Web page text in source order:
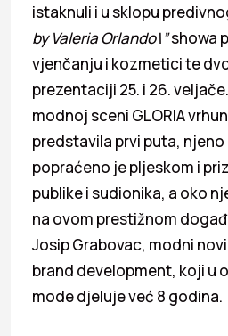
istaknuli i u sklopu
by Valeria Orlando\”showa
vjenčanju i kozmetici te
prezentaciji 25. i 26.
modnoj sceni GLORIA
predstavila prvi puta,
popraćeno je pljeskom i
publike i sudionika, a oko
na ovom prestižnom
Josip Grabovac, modni
brand development, koji u
mode djeluje već 8 godina.